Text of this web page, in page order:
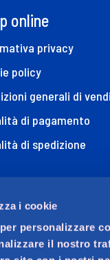
i cookie
personalizzare
il nostro
online
privacy
policy
generali di
di pagamento
di spedizione